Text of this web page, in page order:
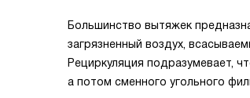
Большинство вытяжек
загрязненный воздух,
Рециркуляция подразумевает,
а потом сменного угольного